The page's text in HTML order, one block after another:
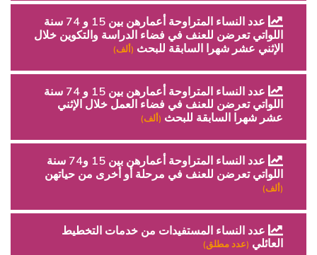
عدد النساء المتراوحة أعمارهن بين 15 و 74 سنة
اللواتي تعرضن للعنف في فضاء الدراسة والتكوين خلال
الإثني عشر شهرا السابقة للبحث (ألف)
عدد النساء المتراوحة أعمارهن بين 15 و 74 سنة
اللواتي تعرضن للعنف في فضاء العمل خلال الإثني
عشر شهرا السابقة للبحث (ألف)
عدد النساء المتراوحة أعمارهن بين 15 و74 سنة
اللواتي تعرضن للعنف في مرحلة أو أخرى من حياتهن
(ألف)
عدد النساء المستفيدات من خدمات التخطيط
العائلي (عدد مطلق)